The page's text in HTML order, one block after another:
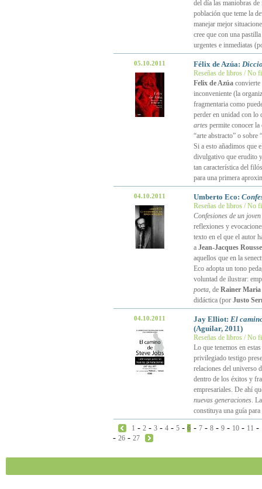
del día las maniobras
población que teme la
manejar mejor
cree que con una
urgentes e inmediatas
05.10.2011 Félix de Azúa:
Reseñas de libros / No
Felix de Azúaconvierte
inconveniente (la
fragmentaria como
perder en unidad con lo
artespermite conocer la
“arte abstracto” o sobre
Si a esto añadimos que
divulgativo que erudito
tan característica del
para una primera
04.10.2011 Umberto Eco:
Reseñas de libros / No
Confesiones de un
reflexiones y
texto en el que el autor
a Jean-Jacques
aquellos que en la
Eco adopta un tono
voluntad de ilustrar:
poeta, de Rainer
didáctica (por Justo
04.10.2011 Jay Elliot: El
(Aguilar, 2011)
Reseñas de libros / No
Lo que tenemos en
privilegiado testigo
relaciones del universo
dentro de los éxitos y
empresariales. De ahí
nuevas generaciones.
constituya una guía
1 -2 -3 -4 -5 -6 - 7- 8- 9- 10- 11 -
- 26 - 27